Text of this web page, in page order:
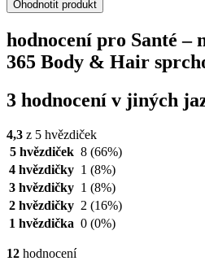
Ohodnotit produkt
hodnocení pro Santé –
365 Body & Hair
3 hodnocení v jiných
4,3 z 5 hvězdiček
5 hvězdiček 8 (66%)
4 hvězdičky 1 (8%)
3 hvězdičky 1 (8%)
2 hvězdičky 2 (16%)
1 hvězdička 0 (0%)
12 hodnocení